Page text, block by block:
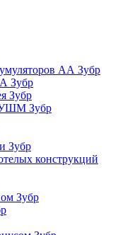
АА Зубр
Зубр
Зубр
УШМ Зубр
Зубр
конструкций
Зубр